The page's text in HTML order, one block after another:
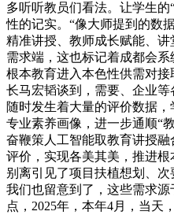
多听听教员们看法。让学生
性的记实。“像大师提到的数
精准讲授、教师成长赋能、
需求端，这也标记着成都会
根本教育进入本色性供需对
长马宏韬谈到，需要、企业
随时发生着大量的评价数据
专业素养画像，进一步通顺“
奋鞭策人工智能取教育讲授
评价，实现各美其美，推进根
别离引见了项目扶植想划、
我们也留意到了，这些需求
点，2025年，本年4月，当天